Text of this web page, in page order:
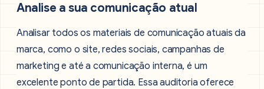
Analise a sua comunicação atual
Analisar todos os materiais de comunicação atuais da
marca, como o site, redes sociais, campanhas de
marketing e até a comunicação interna, é um
excelente ponto de partida. Essa auditoria oferece